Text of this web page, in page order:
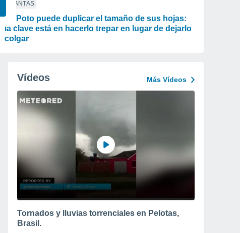
PLANTAS
Tu Poto puede duplicar el tamaño de sus hojas:
la clave está en hacerlo trepar en lugar de dejarlo
colgar
Vídeos Más Vídeos
Tornados y lluvias torrenciales en Pelotas,
Brasil.